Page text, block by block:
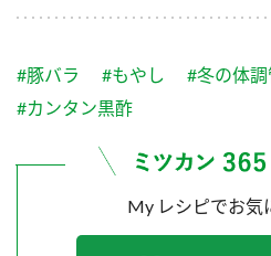
ふりかけ
炊き込みご飯の素
かおりの蔵
つゆ
鍋なび
納豆のサイト
水の文化センター
ZENB initiative
お客様相談センター
お客様の声をいかしました
#豚バラ #もやし #冬の体調
#カンタン黒酢
My レシピでお気